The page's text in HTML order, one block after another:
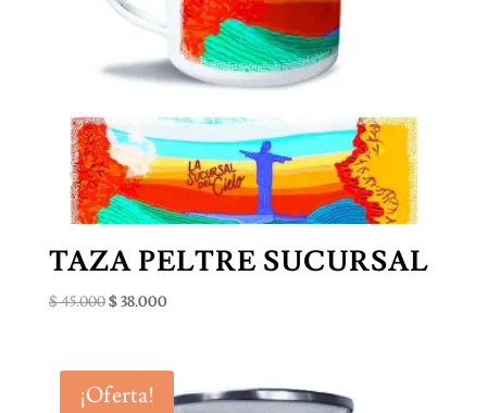
TAZA PELTRE SUCURSAL
$45.000El
era:
$ 45.000.
$38.000El
es:
$ 38.000.
¡Oferta!